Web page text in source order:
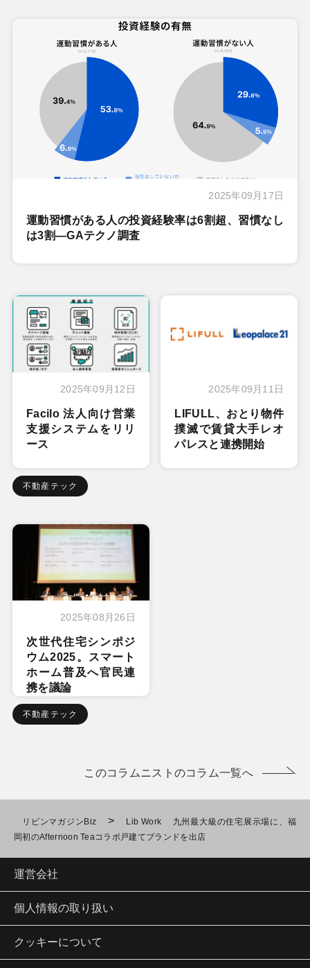
2025年09月17日
運動習慣がある人の投資経験率は6割超、習慣なし
は3割―GAテクノ調査
2025年09月12日
Facilo 法人向け営業
支援システムをリリ
ース
不動産テック
2025年09月11日
LIFULL、おとり物件
撲滅で賃貸大手レオ
パレスと連携開始
2025年08月26日
次世代住宅シンポジ
ウム2025。スマート
ホーム普及へ官民連
携を議論
不動産テック
このコラムニストのコラム一覧へ
リビンマガジンBiz >
Lib Work 九州最大級の住宅展示場に、福
岡初のAfternoon Teaコラボ戸建てブランドを出店
運営会社
個人情報の取り扱い
クッキーについて